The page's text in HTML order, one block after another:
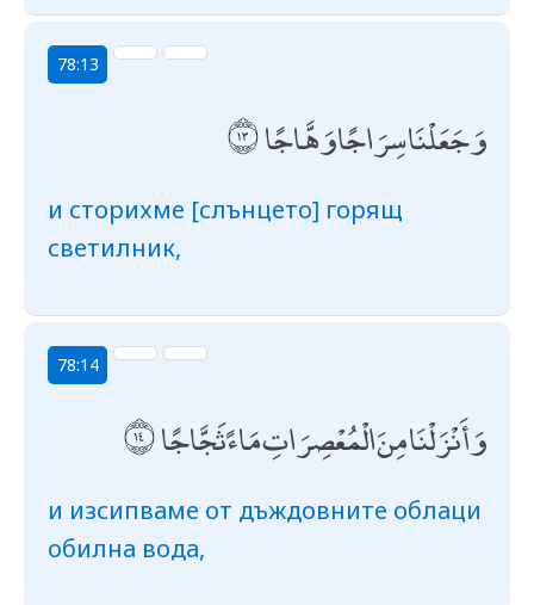
78:13
وَجَعَلْنَا سِرَاجًا وَهَّاجًا
и сторихме [слънцето] горящ
светилник,
78:14
وَأَنْزَلْنَا مِنَ الْمُعْصِرَاتِ مَاءً ثَجَّاجًا
и изсипваме от дъждовните облаци
обилна вода,